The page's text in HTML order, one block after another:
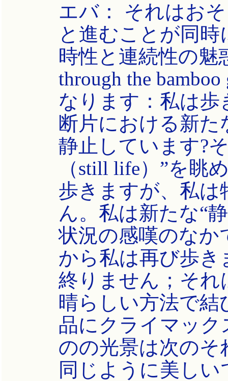
エバ： それはお
と進むことが同
時性と連続性の魅
through the
なります：私は歩
断片における新
静止しています?
（still life）”を眺
歩きますが、私は
ん。私は新たな“
状況の感嘆のなか
から私は再び歩き
終りません；そ
晴らしい方法で
品にクライマッ
のの光景は次の
同じように美しい